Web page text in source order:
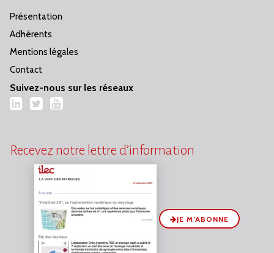
Présentation
Adhérents
Mentions légales
Contact
Suivez-nous sur les réseaux
LinkedIn
TwitterYouTube
Recevez notre lettre d’information
JE M’ABONNE